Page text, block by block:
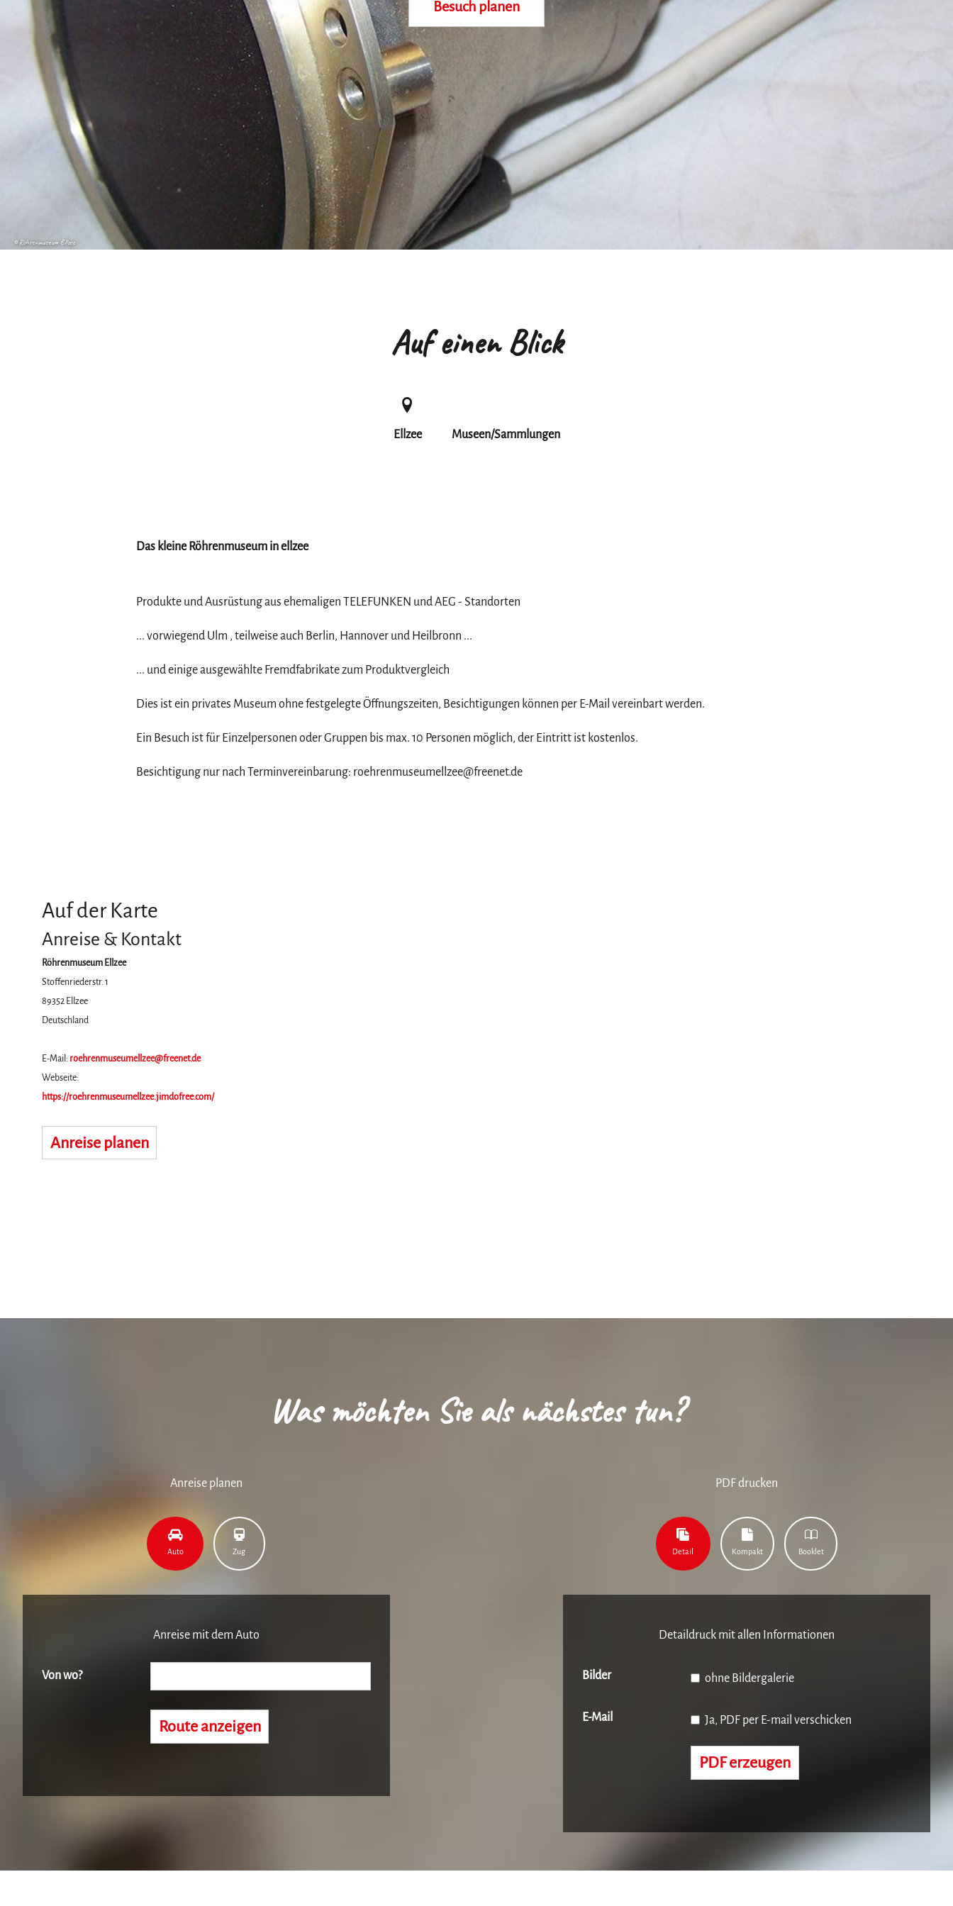
© Röhrenmuseum Ellzee
Besuch planen
Auf einen Blick
Ellzee Museen/Sammlungen
Das kleine Röhrenmuseum in ellzee
Produkte und Ausrüstung aus ehemaligen TELEFUNKEN und AEG - Standorten
... vorwiegend Ulm , teilweise auch Berlin, Hannover und Heilbronn ...
... und einige ausgewählte Fremdfabrikate zum Produktvergleich
Dies ist ein privates Museum ohne festgelegte Öffnungszeiten, Besichtigungen können per E-Mail vereinbart werden.
Ein Besuch ist für Einzelpersonen oder Gruppen bis max. 10 Personen möglich, der Eintritt ist kostenlos.
Besichtigung nur nach Terminvereinbarung: roehrenmuseumellzee@freenet.de
Auf der Karte
Anreise & Kontakt
Röhrenmuseum Ellzee
Stoffenriederstr. 1
89352 Ellzee
Deutschland
E-Mail: roehrenmuseumellzee@freenet.de
Webseite:
https://roehrenmuseumellzee.jimdofree.com/
Anreise planen
Was möchten Sie als nächstes tun?
Anreise planen
Auto Zug
Anreise mit dem Auto
Von wo?
Route anzeigen
PDF drucken
Detail Kompakt Booklet
Detaildruck mit allen Informationen
Bilder ohne Bildergalerie
E-Mail Ja, PDF per E-mail verschicken
PDF erzeugen